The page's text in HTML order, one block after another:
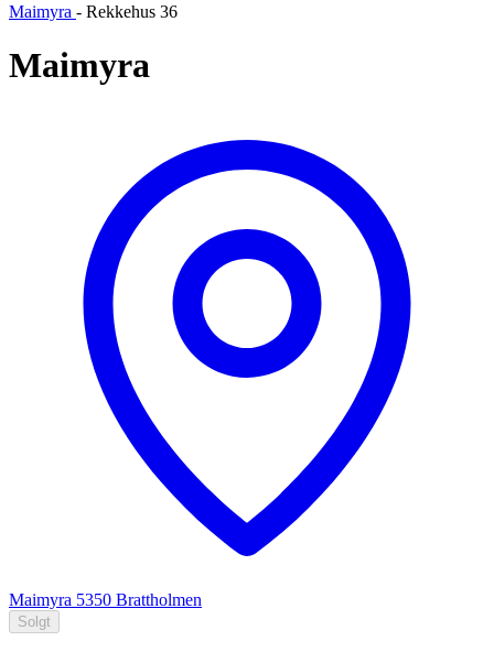
Maimyra - Rekkehus 36
Maimyra
Maimyra 5350 Brattholmen
Solgt